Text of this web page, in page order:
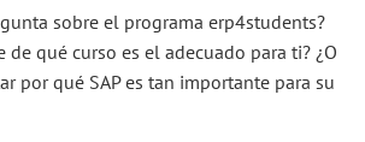
sobre el programa erp4students?
de qué curso es el adecuado para ti? ¿O
por qué SAP es tan importante para su